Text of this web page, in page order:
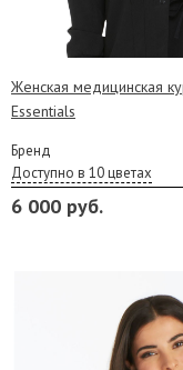
Женская медицинская
Essentials
Бренд
Доступно в 10 цветах
6 000 руб.